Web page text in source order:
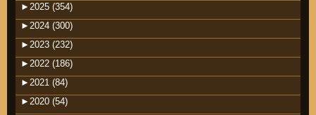
► 2025 (354)
► 2024 (300)
► 2023 (232)
► 2022 (186)
► 2021 (84)
► 2020 (54)